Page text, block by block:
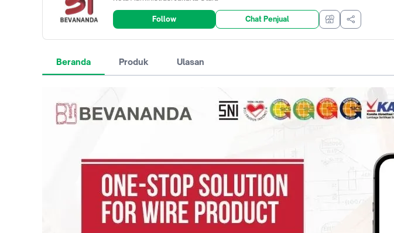
Follow Chat Penjual
Beranda Produk Ulasan